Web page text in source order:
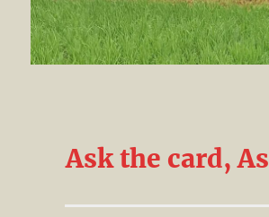
Ask the card,